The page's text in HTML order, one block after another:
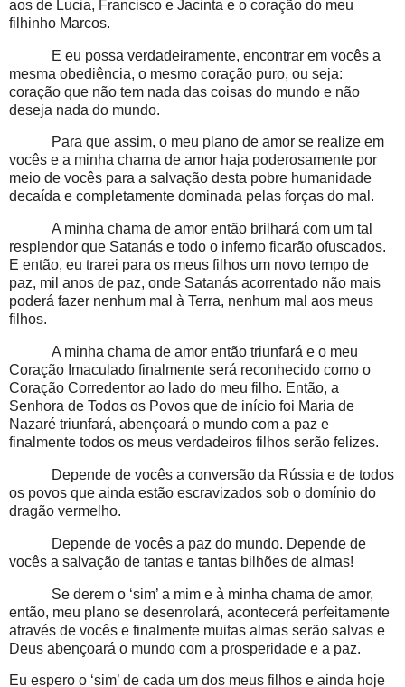
aos de Lucia, Francisco e Jacinta e o coração do meu
filhinho Marcos.
E eu possa verdadeiramente, encontrar em vocês a
mesma obediência, o mesmo coração puro, ou seja:
coração que não tem nada das coisas do mundo e não
deseja nada do mundo.
Para que assim, o meu plano de amor se realize em
vocês e a minha chama de amor haja poderosamente por
meio de vocês para a salvação desta pobre humanidade
decaída e completamente dominada pelas forças do mal.
A minha chama de amor então brilhará com um tal
resplendor que Satanás e todo o inferno ficarão ofuscados.
E então, eu trarei para os meus filhos um novo tempo de
paz, mil anos de paz, onde Satanás acorrentado não mais
poderá fazer nenhum mal à Terra, nenhum mal aos meus
filhos.
A minha chama de amor então triunfará e o meu
Coração Imaculado finalmente será reconhecido como o
Coração Corredentor ao lado do meu filho. Então, a
Senhora de Todos os Povos que de início foi Maria de
Nazaré triunfará, abençoará o mundo com a paz e
finalmente todos os meus verdadeiros filhos serão felizes.
Depende de vocês a conversão da Rússia e de todos
os povos que ainda estão escravizados sob o domínio do
dragão vermelho.
Depende de vocês a paz do mundo. Depende de
vocês a salvação de tantas e tantas bilhões de almas!
Se derem o ‘sim’ a mim e à minha chama de amor,
então, meu plano se desenrolará, acontecerá perfeitamente
através de vocês e finalmente muitas almas serão salvas e
Deus abençoará o mundo com a prosperidade e a paz.
Eu espero o ‘sim’ de cada um dos meus filhos e ainda hoje